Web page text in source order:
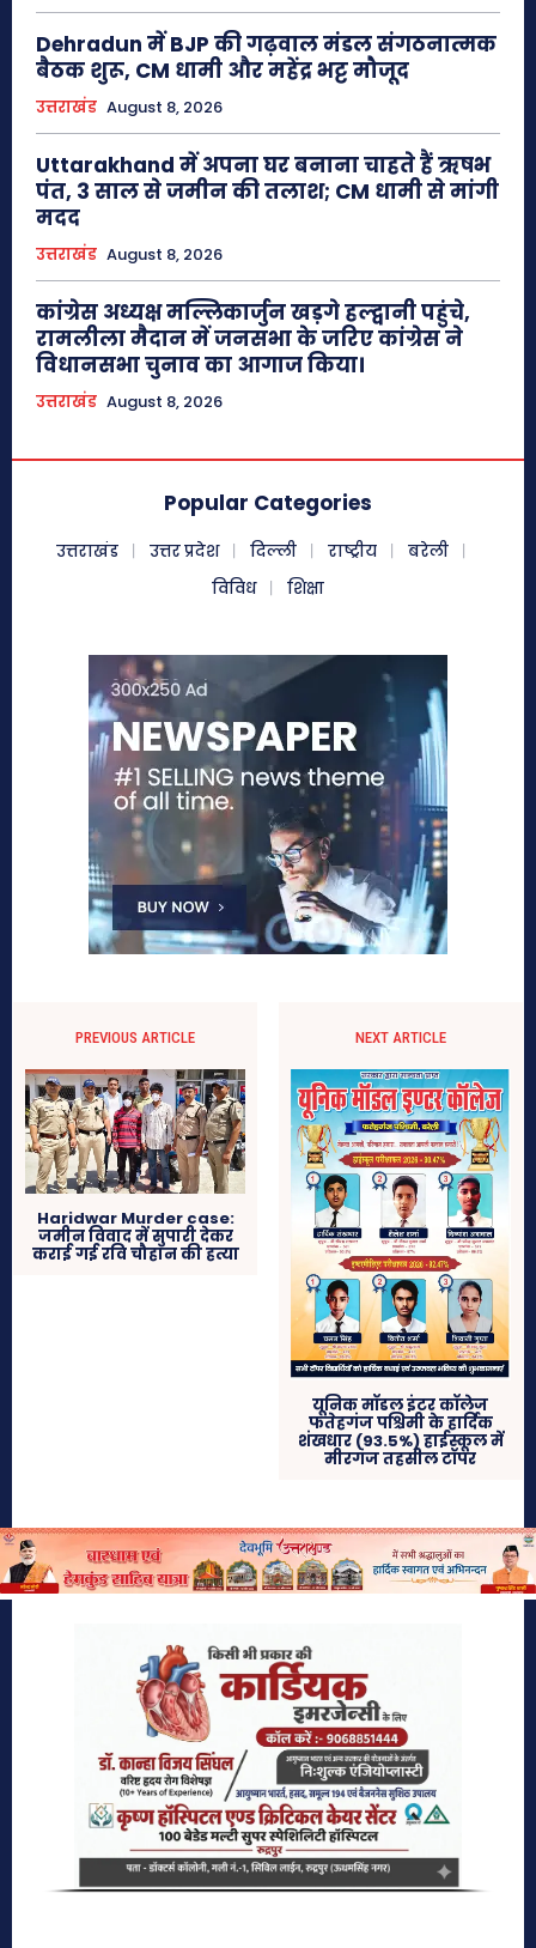
Dehradun में BJP की गढ़वाल मंडल संगठनात्मक
बैठक शुरू, CM धामी और महेंद्र भट्ट मौजूद
उत्तराखंड August 8, 2026
Uttarakhand में अपना घर बनाना चाहते हैं ऋषभ
पंत, 3 साल से जमीन की तलाश; CM धामी से मांगी
मदद
उत्तराखंड August 8, 2026
कांग्रेस अध्यक्ष मल्लिकार्जुन खड़गे हल्द्वानी पहुंचे,
रामलीला मैदान में जनसभा के जरिए कांग्रेस ने
विधानसभा चुनाव का आगाज किया।
उत्तराखंड August 8, 2026
Popular Categories
उत्तराखंड उत्तर प्रदेश दिल्ली राष्ट्रीय
बरेली
विविध
शिक्षा
PREVIOUS ARTICLE
Haridwar Murder case:
जमीन विवाद में सुपारी देकर
कराई गई रवि चौहान की हत्या
NEXT ARTICLE
यूनिक मॉडल इंटर कॉलेज
फतेहगंज पश्चिमी के हार्दिक
शंखधार (93.5%) हाईस्कूल में
मीरगंज तहसील टॉपर